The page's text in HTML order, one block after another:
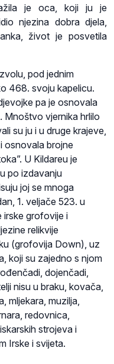
je oca, koji ju je
njezina dobra djela,
život je posvetila
pod jednim
468. svoju kapelicu.
pa je osnovala
Mnoštvo vjernika hrlilo
su ju i u druge krajeve,
osnovala brojne
U Kildareu je
po izdavanju
joj se mnoga
1. veljače 523. u
irske grofovije i
relikvije
(grofovija Down), uz
koji su zajedno s njom
dojenčadi,
nisu u braku, kovača,
mljekara, muzilja,
redovnica,
strojeva i
Irske i svijeta.